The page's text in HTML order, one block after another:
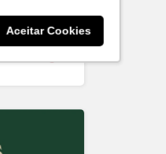
Aceitar Cookies
Off